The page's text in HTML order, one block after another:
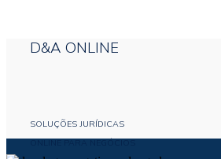
D&A ONLINE
SOLUÇÕES JURÍDICAS